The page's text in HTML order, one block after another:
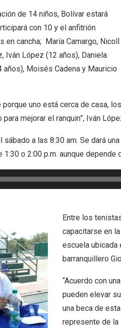
de 14 niños, Bolívar estará
con 10 y el anfitrión
en cancha; María Camargo, Nicoll
Iván López (12 años), Daniela
años), Moisés Cadena y Mauricio
uno está cerca de casa,
para mejorar el ranquin”, Iván
a las 8:30 am. Se dará
1:30 o 2:00 p.m. aunque
Entre los
capacitarse en
escuela ubicada
barranquillero
“Acuerdo con
pueden elevar
una beca de
represente de la